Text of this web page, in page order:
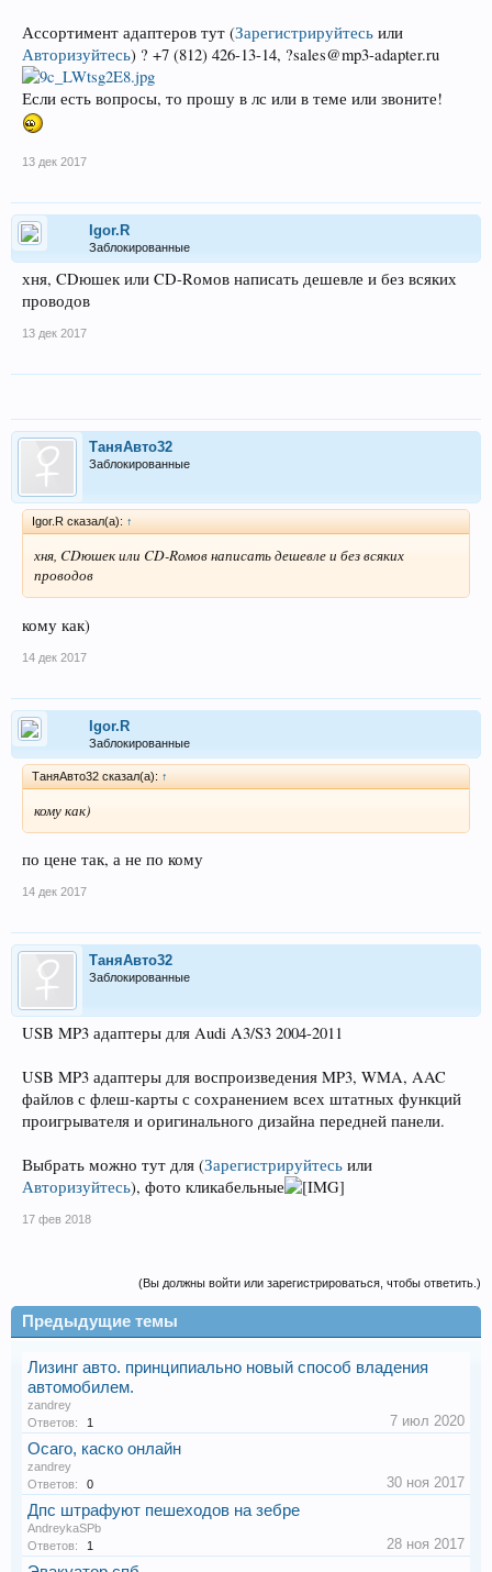
Ассортимент адаптеров тут (Зарегистрируйтесь или
Авторизуйтесь) ? +7 (812) 426-13-14, ?sales@mp3-adapter.ru
Если есть вопросы, то прошу в лс или в теме или звоните!
13 дек 2017
Igor.R
Заблокированные
хня, CDюшек или CD-Rомов написать дешевле и без всяких
проводов
13 дек 2017
ТаняАвто32
Заблокированные
Igor.R сказал(а): ↑
хня, CDюшек или CD-Rомов написать дешевле и без всяких
проводов
кому как)
14 дек 2017
Igor.R
Заблокированные
ТаняАвто32 сказал(а): ↑
кому как)
по цене так, а не по кому
14 дек 2017
ТаняАвто32
Заблокированные
USB MP3 адаптеры для Audi A3/S3 2004-2011
USB MP3 адаптеры для воспроизведения MP3, WMA, AAC
файлов с флеш-карты с сохранением всех штатных функций
проигрывателя и оригинального дизайна передней панели.
Выбрать можно тут для (Зарегистрируйтесь или
Авторизуйтесь), фото кликабельные
17 фев 2018
(Вы должны войти или зарегистрироваться, чтобы ответить.)
Предыдущие темы
Лизинг авто. принципиально новый способ владения
автомобилем.
zandrey
Ответов:
1 7 июл 2020
Осаго, каско онлайн
zandrey
Ответов:
0 30 ноя 2017
Дпс штрафуют пешеходов на зебре
AndreykaSPb
Ответов:
1 28 ноя 2017